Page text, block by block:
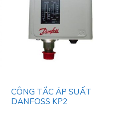
CÔNG TẮC ÁP SUẤT
DANFOSS KP2